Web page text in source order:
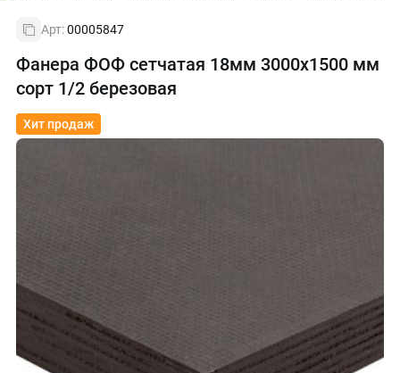
Арт:00005847
Фанера ФОФ сетчатая 18мм 3000х1500 мм
сорт 1/2 березовая
Хит продаж